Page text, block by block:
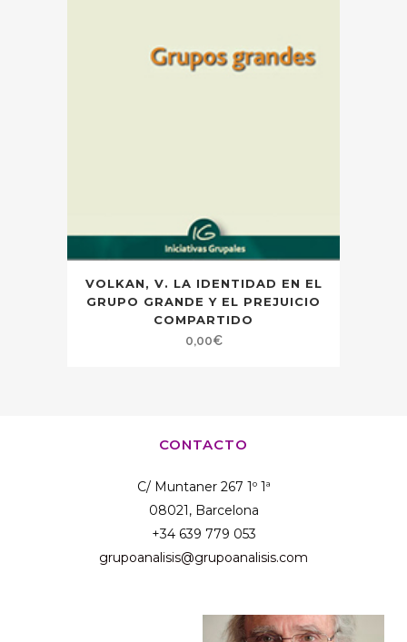
VOLKAN, V. LA IDENTIDAD EN EL
GRUPO GRANDE Y EL PREJUICIO
COMPARTIDO
0,00€
CONTACTO
C/ Muntaner 267 1º 1ª
08021, Barcelona
+34 639 779 053
grupoanalisis@grupoanalisis.com